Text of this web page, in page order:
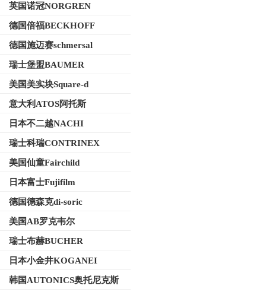
英国诺冠NORGREN
德国倍福BECKHOFF
德国施迈赛schmersal
瑞士堡盟BAUMER
美国美实块Square-d
意大利ATOS阿托斯
日本不二越NACHI
瑞士科瑞CONTRINEX
美国仙童Fairchild
日本富士Fujifilm
德国德森克di-soric
美国AB罗克韦尔
瑞士布赫BUCHER
日本小金井KOGANEI
韩国AUTONICS奥托尼克斯